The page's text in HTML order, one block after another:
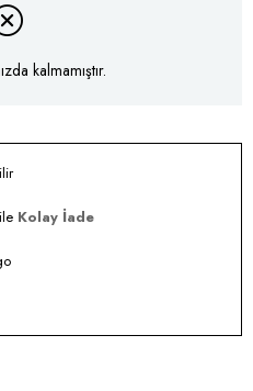
kalmamıştır.
Kolay İade